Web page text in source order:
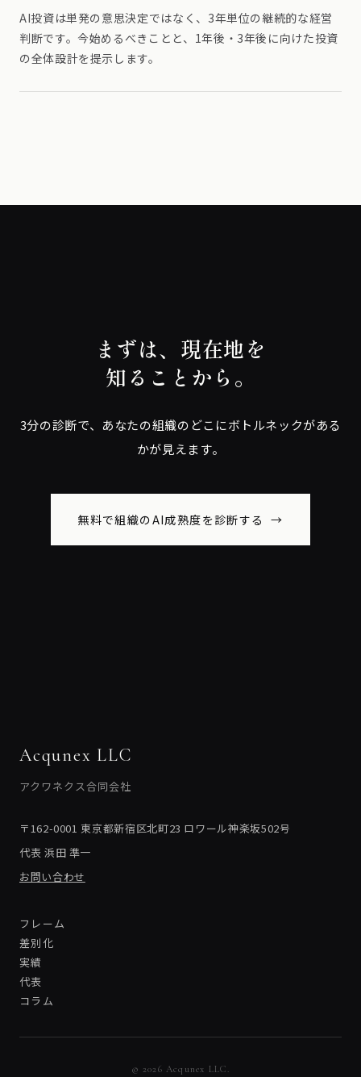
AI投資は単発の意思決定ではなく、3年単位の継続的な経営
判断です。今始めるべきことと、1年後・3年後に向けた投資
の全体設計を提示します。
まずは、現在地を
知ることから。
3分の診断で、あなたの組織のどこにボトルネックがある
かが見えます。
無料で組織のAI成熟度を診断する →
Acqunex LLC
アクワネクス合同会社
〒162-0001 東京都新宿区北町23 ロワール神楽坂502号
代表 浜田 準一
お問い合わせ
フレーム
差別化
実績
代表
コラム
© 2026 Acqunex LLC.